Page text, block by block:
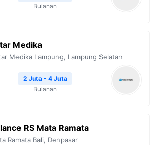
Bulanan
Medika
Medika Lampung, Lampung Selatan
2 Juta - 4 Juta
Bulanan
RS Mata Ramata
Ramata Bali, Denpasar